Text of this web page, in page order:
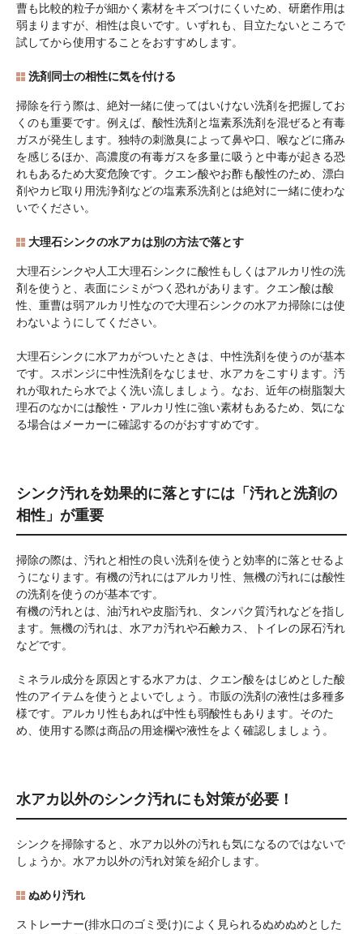
曹も比較的粒子が細かく素材をキズつけにくいため、研磨作用は
弱まりますが、相性は良いです。いずれも、目立たないところで
試してから使用することをおすすめします。
洗剤同士の相性に気を付ける
掃除を行う際は、絶対一緒に使ってはいけない洗剤を把握してお
くのも重要です。例えば、酸性洗剤と塩素系洗剤を混ぜると有毒
ガスが発生します。独特の刺激臭によって鼻や口、喉などに痛み
を感じるほか、高濃度の有毒ガスを多量に吸うと中毒が起きる恐
れもあるため大変危険です。クエン酸やお酢も酸性のため、漂白
剤やカビ取り用洗浄剤などの塩素系洗剤とは絶対に一緒に使わな
いでください。
大理石シンクの水アカは別の方法で落とす
大理石シンクや人工大理石シンクに酸性もしくはアルカリ性の洗
剤を使うと、表面にシミがつく恐れがあります。クエン酸は酸
性、重曹は弱アルカリ性なので大理石シンクの水アカ掃除には使
わないようにしてください。
大理石シンクに水アカがついたときは、中性洗剤を使うのが基本
です。スポンジに中性洗剤をなじませ、水アカをこすります。汚
れが取れたら水でよく洗い流しましょう。なお、近年の樹脂製大
理石のなかには酸性・アルカリ性に強い素材もあるため、気にな
る場合はメーカーに確認するのがおすすめです。
シンク汚れを効果的に落とすには「汚れと洗剤の
相性」が重要
掃除の際は、汚れと相性の良い洗剤を使うと効率的に落とせるよ
うになります。有機の汚れにはアルカリ性、無機の汚れには酸性
の洗剤を使うのが基本です。
有機の汚れとは、油汚れや皮脂汚れ、タンパク質汚れなどを指し
ます。無機の汚れは、水アカ汚れや石鹸カス、トイレの尿石汚れ
などです。
ミネラル成分を原因とする水アカは、クエン酸をはじめとした酸
性のアイテムを使うとよいでしょう。市販の洗剤の液性は多種多
様です。アルカリ性もあれば中性も弱酸性もあります。そのた
め、使用する際は商品の用途欄や液性をよく確認しましょう。
水アカ以外のシンク汚れにも対策が必要！
シンクを掃除すると、水アカ以外の汚れも気になるのではないで
しょうか。水アカ以外の汚れ対策を紹介します。
ぬめり汚れ
ストレーナー(排水口のゴミ受け)によく見られるぬめぬめとした